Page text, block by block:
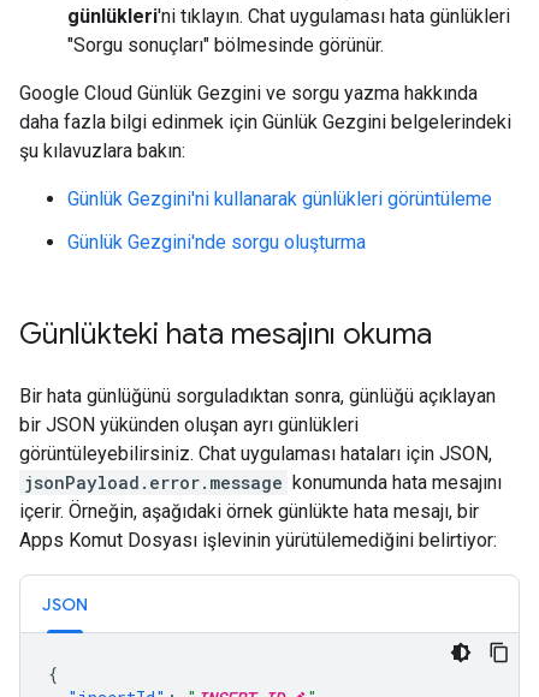
günlükleri'ni tıklayın. Chat uygulaması hata günlükleri
"Sorgu sonuçları" bölmesinde görünür.
Google Cloud Günlük Gezgini ve sorgu yazma hakkında
daha fazla bilgi edinmek için Günlük Gezgini belgelerindeki
şu kılavuzlara bakın:
Günlük Gezgini'ni kullanarak günlükleri görüntüleme
Günlük Gezgini'nde sorgu oluşturma
Günlükteki hata mesajını okuma
Bir hata günlüğünü sorguladıktan sonra, günlüğü açıklayan
bir JSON yükünden oluşan ayrı günlükleri
görüntüleyebilirsiniz. Chat uygulaması hataları için JSON,
jsonPayload.error.message konumunda hata mesajını
içerir. Örneğin, aşağıdaki örnek günlükte hata mesajı, bir
Apps Komut Dosyası işlevinin yürütülemediğini belirtiyor:
JSON
{